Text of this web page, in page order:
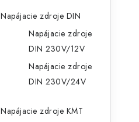
Napájacie zdroje DIN
Napájacie zdroje
DIN 230V/12V
Napájacie zdroje
DIN 230V/24V
Napájacie zdroje KMT